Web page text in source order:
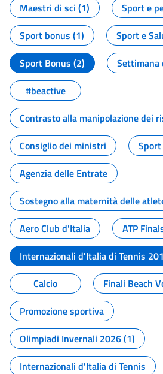
Maestri di sci (1)
Sport e
Sport bonus (1)
Sport e
Sport Bonus (2)
Settimana
#beactive
Contrasto alla manipolazione dei
Consiglio dei ministri
Agenzia delle Entrate
Sostegno alla maternità delle
Aero Club d'Italia
ATP
Internazionali d'Italia di Tennis
Calcio
Finali Beach
Promozione sportiva
Olimpiadi Invernali 2026 (1)
Internazionali d'Italia di Tennis